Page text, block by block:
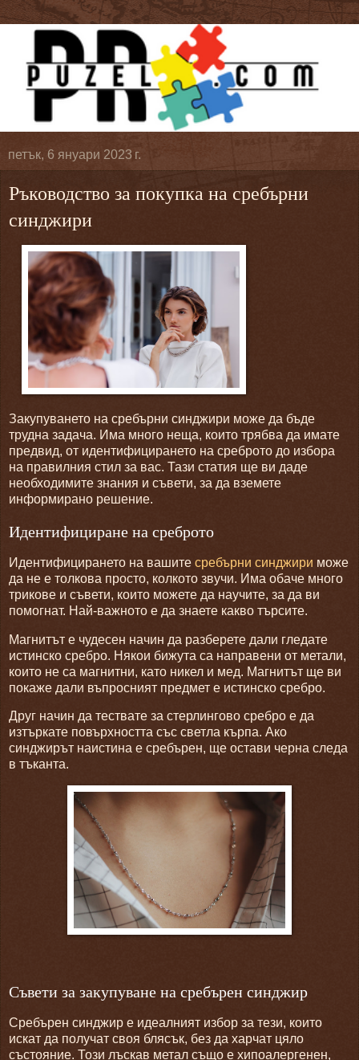
петък, 6 януари 2023 г.
Ръководство за покупка на сребърни
синджири
Закупуването на сребърни синджири може да бъде
трудна задача. Има много неща, които трябва да имате
предвид, от идентифицирането на среброто до избора
на правилния стил за вас. Тази статия ще ви даде
необходимите знания и съвети, за да вземете
информирано решение.
Идентифициране на среброто
Идентифицирането на вашите сребърни синджири може
да не е толкова просто, колкото звучи. Има обаче много
трикове и съвети, които можете да научите, за да ви
помогнат. Най-важното е да знаете какво търсите.
Магнитът е чудесен начин да разберете дали гледате
истинско сребро. Някои бижута са направени от метали,
които не са магнитни, като никел и мед. Магнитът ще ви
покаже дали въпросният предмет е истинско сребро.
Друг начин да тествате за стерлингово сребро е да
изтъркате повърхността със светла кърпа. Ако
синджирът наистина е сребърен, ще остави черна следа
в тъканта.
Съвети за закупуване на сребърен синджир
Сребърен синджир е идеалният избор за тези, които
искат да получат своя блясък, без да харчат цяло
състояние. Този лъскав метал също е хипоалергенен,